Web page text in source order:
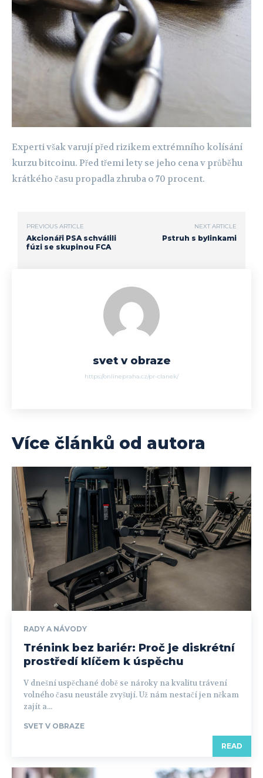
Experti však varují před rizikem extrémního kolísání
kurzu bitcoinu. Před třemi lety se jeho cena v průběhu
krátkého času propadla zhruba o 70 procent.
PREVIOUS ARTICLE
Akcionáři PSA schválili
fúzi se skupinou FCA
NEXT ARTICLE
Pstruh s bylinkami
svet v obraze
https://onlinepraha.cz/pr-clanek/
Více článků od autora
RADY A NÁVODY
Trénink bez bariér: Proč je diskrétní
prostředí klíčem k úspěchu
V dnešní uspěchané době se nároky na kvalitu trávení
volného času neustále zvyšují. Už nám nestačí jen někam
zajít a...
SVET V OBRAZE
READ